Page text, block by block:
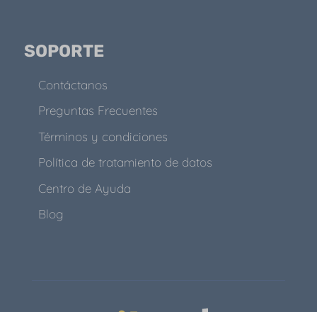
SOPORTE
Contáctanos
Preguntas Frecuentes
Términos y condiciones
Política de tratamiento de datos
Centro de Ayuda
Blog